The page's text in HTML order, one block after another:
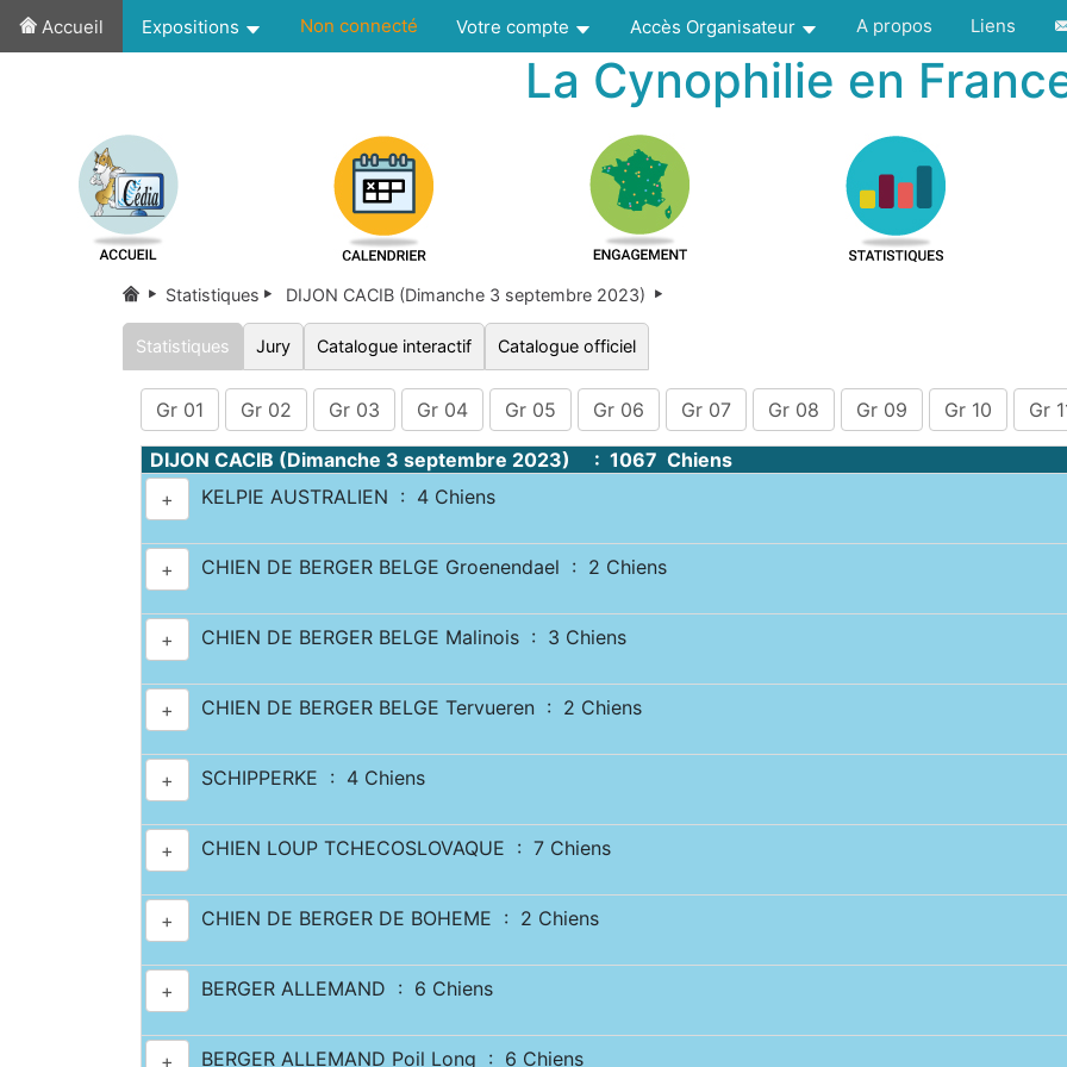
Accueil Expositions Non connecté Votre compte Accès Organisateur A propos Liens
La Cynophilie en
Statistiques DIJON CACIB (Dimanche 3 septembre 2023)
Statistiques Jury Catalogue interactif Catalogue officiel
Gr 01 Gr 02 Gr 03 Gr 04 Gr 05 Gr 06 Gr 07 Gr 08 Gr 09 Gr 10 Gr
DIJON CACIB (Dimanche 3 septembre 2023) : 1067 Chiens
+
KELPIE AUSTRALIEN : 4 Chiens
+ CHIEN DE BERGER BELGE Groenendael : 2 Chiens
+ CHIEN DE BERGER BELGE Malinois : 3 Chiens
+ CHIEN DE BERGER BELGE Tervueren : 2 Chiens
+ SCHIPPERKE : 4 Chiens
+ CHIEN LOUP TCHECOSLOVAQUE : 7 Chiens
+ CHIEN DE BERGER DE BOHEME : 2 Chiens
+ BERGER ALLEMAND : 6 Chiens
+ BERGER ALLEMAND Poil Long : 6 Chiens